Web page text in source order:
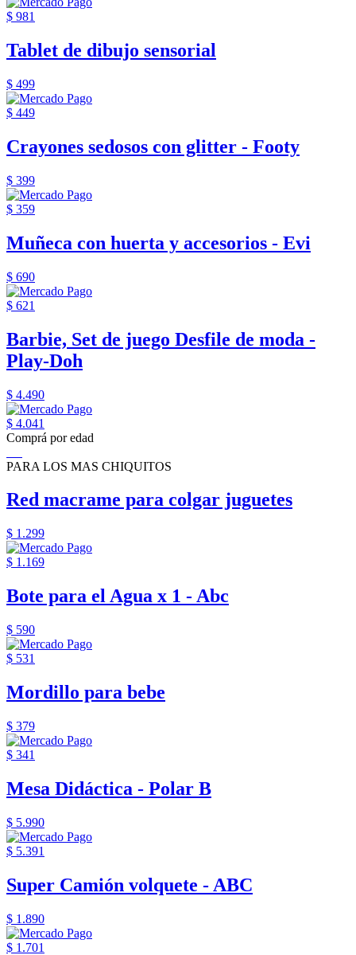
$ 981
Tablet de dibujo sensorial
$ 499
$ 449
Crayones sedosos con glitter - Footy
$ 399
$ 359
Muñeca con huerta y accesorios - Evi
$ 690
$ 621
Barbie, Set de juego Desfile de moda -
Play-Doh
$ 4.490
$ 4.041
Comprá por edad
PARA LOS MAS CHIQUITOS
Red macrame para colgar juguetes
$ 1.299
$ 1.169
Bote para el Agua x 1 - Abc
$ 590
$ 531
Mordillo para bebe
$ 379
$ 341
Mesa Didáctica - Polar B
$ 5.990
$ 5.391
Super Camión volquete - ABC
$ 1.890
$ 1.701